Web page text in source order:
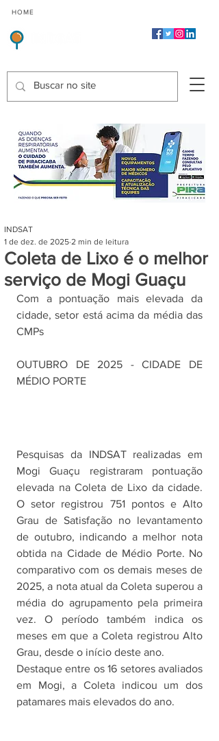
HOME
Coleta de Lixo é o melhor
serviço de Mogi Guaçu
INDSAT
1 de dez. de 2025 2 min de leitura
Com a pontuação mais elevada da
cidade, setor está acima da média das
CMPs
OUTUBRO DE 2025 - CIDADE DE
MÉDIO PORTE
Pesquisas da INDSAT realizadas em
Mogi Guaçu registraram pontuação
elevada na Coleta de Lixo da cidade.
O setor registrou 751 pontos e Alto
Grau de Satisfação no levantamento
de outubro, indicando a melhor nota
obtida na Cidade de Médio Porte. No
comparativo com os demais meses de
2025, a nota atual da Coleta superou a
média do agrupamento pela primeira
vez. O período também indica os
meses em que a Coleta registrou Alto
Grau, desde o início deste ano.
Destaque entre os 16 setores avaliados
em Mogi, a Coleta indicou um dos
patamares mais elevados do ano.